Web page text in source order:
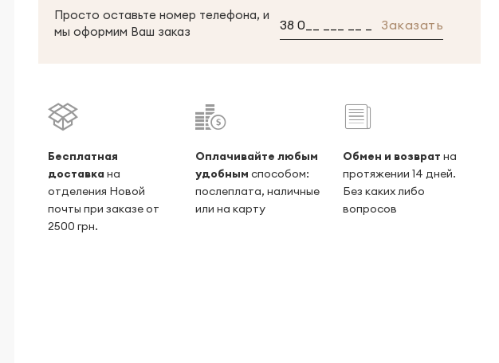
Просто оставьте номер телефона, и
мы оформим Ваш заказ
Заказать
Беcплатная
доставкана
отделения Новой
почты при заказе от
2500 грн.
Оплачивайте любым
удобным способом:
послеплата, наличные
или на карту
Обмен и возврат на
протяжении 14 дней.
Без каких либо
вопросов